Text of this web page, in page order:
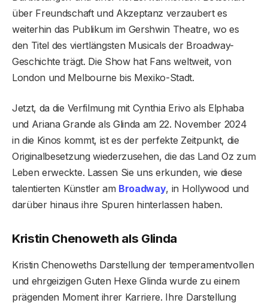
über Freundschaft und Akzeptanz verzaubert es
weiterhin das Publikum im Gershwin Theatre, wo es
den Titel des viertlängsten Musicals der Broadway-
Geschichte trägt. Die Show hat Fans weltweit, von
London und Melbourne bis Mexiko-Stadt.
Jetzt, da die Verfilmung mit Cynthia Erivo als Elphaba
und Ariana Grande als Glinda am 22. November 2024
in die Kinos kommt, ist es der perfekte Zeitpunkt, die
Originalbesetzung wiederzusehen, die das Land Oz zum
Leben erweckte. Lassen Sie uns erkunden, wie diese
talentierten Künstler am Broadway, in Hollywood und
darüber hinaus ihre Spuren hinterlassen haben.
Kristin Chenoweth als Glinda
Kristin Chenoweths Darstellung der temperamentvollen
und ehrgeizigen Guten Hexe Glinda wurde zu einem
prägenden Moment ihrer Karriere. Ihre Darstellung